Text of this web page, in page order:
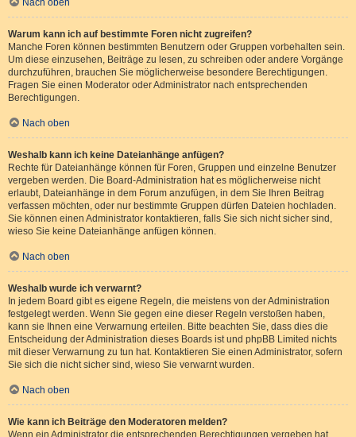
Nach oben
Warum kann ich auf bestimmte Foren nicht zugreifen?
Manche Foren können bestimmten Benutzern oder Gruppen vorbehalten sein.
Um diese einzusehen, Beiträge zu lesen, zu schreiben oder andere Vorgänge
durchzuführen, brauchen Sie möglicherweise besondere Berechtigungen.
Fragen Sie einen Moderator oder Administrator nach entsprechenden
Berechtigungen.
Nach oben
Weshalb kann ich keine Dateianhänge anfügen?
Rechte für Dateianhänge können für Foren, Gruppen und einzelne Benutzer
vergeben werden. Die Board-Administration hat es möglicherweise nicht
erlaubt, Dateianhänge in dem Forum anzufügen, in dem Sie Ihren Beitrag
verfassen möchten, oder nur bestimmte Gruppen dürfen Dateien hochladen.
Sie können einen Administrator kontaktieren, falls Sie sich nicht sicher sind,
wieso Sie keine Dateianhänge anfügen können.
Nach oben
Weshalb wurde ich verwarnt?
In jedem Board gibt es eigene Regeln, die meistens von der Administration
festgelegt werden. Wenn Sie gegen eine dieser Regeln verstoßen haben,
kann sie Ihnen eine Verwarnung erteilen. Bitte beachten Sie, dass dies die
Entscheidung der Administration dieses Boards ist und phpBB Limited nichts
mit dieser Verwarnung zu tun hat. Kontaktieren Sie einen Administrator, sofern
Sie sich die nicht sicher sind, wieso Sie verwarnt wurden.
Nach oben
Wie kann ich Beiträge den Moderatoren melden?
Wenn ein Administrator die entsprechenden Berechtigungen vergeben hat,